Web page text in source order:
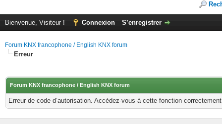
Bienvenue, Visiteur ! Connexion S’enregistrer
Forum KNX francophone / English KNX forum
Erreur
Forum KNX francophone / English KNX forum
Erreur de code d’autorisation. Accédez-vous à cette fonction